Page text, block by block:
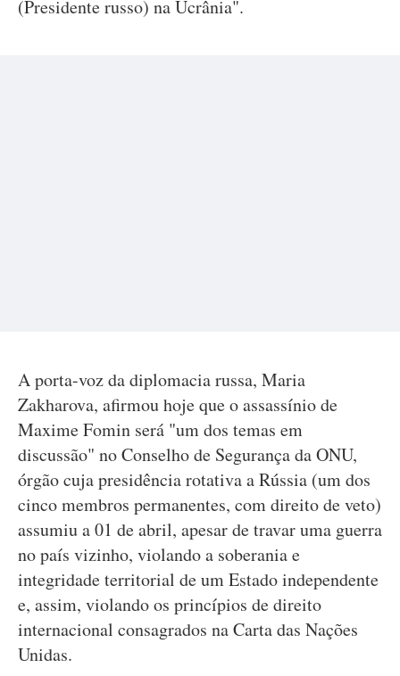
(Presidente russo) na Ucrânia".
A porta-voz da diplomacia russa, Maria
Zakharova, afirmou hoje que o assassínio de
Maxime Fomin será "um dos temas em
discussão" no Conselho de Segurança da ONU,
órgão cuja presidência rotativa a Rússia (um dos
cinco membros permanentes, com direito de veto)
assumiu a 01 de abril, apesar de travar uma guerra
no país vizinho, violando a soberania e
integridade territorial de um Estado independente
e, assim, violando os princípios de direito
internacional consagrados na Carta das Nações
Unidas.